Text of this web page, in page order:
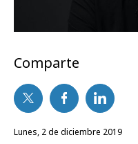
Comparte
lunes, 2 de diciembre 2019